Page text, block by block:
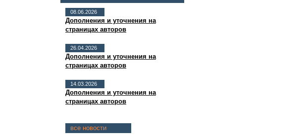
08.06.2026
Дополнения и уточнения на
страницах авторов
26.04.2026
Дополнения и уточнения на
страницах авторов
14.03.2026
Дополнения и уточнения на
страницах авторов
все новости